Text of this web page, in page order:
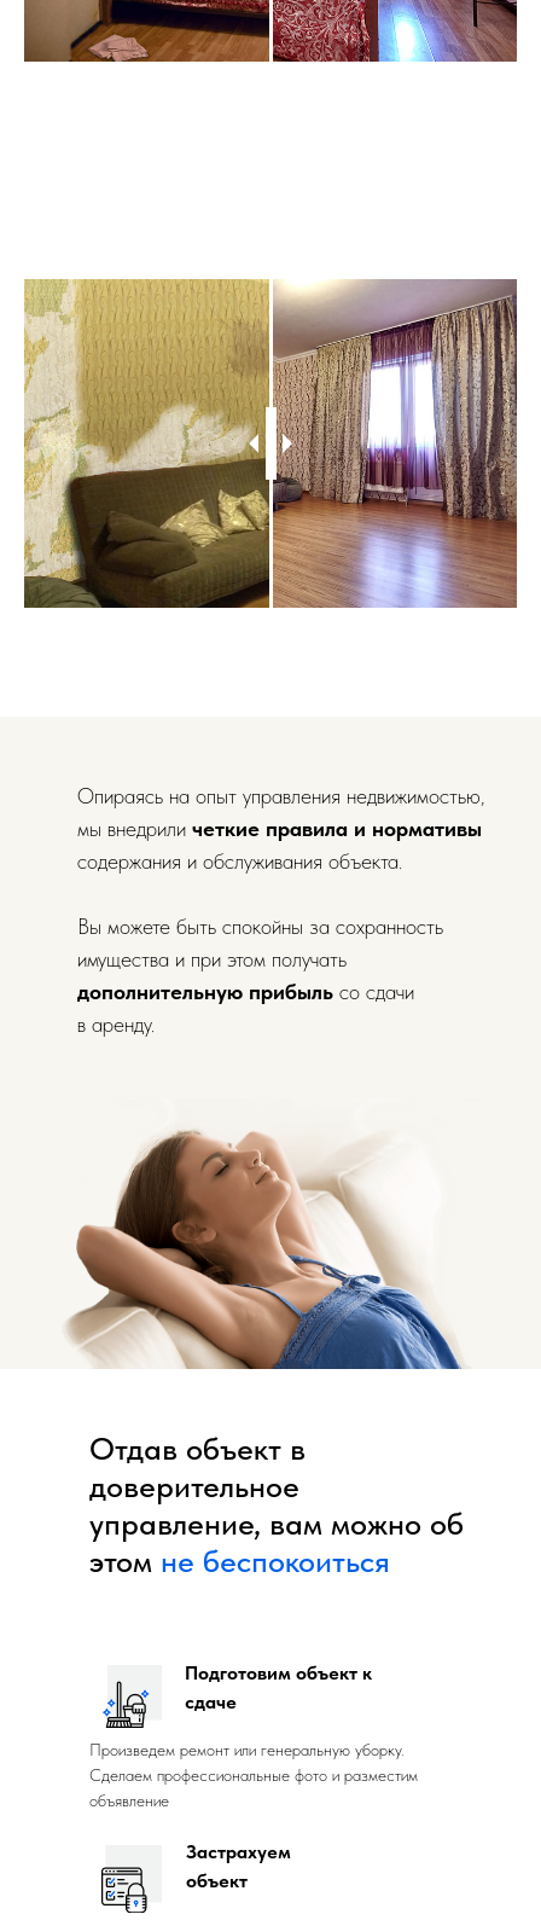
Опираясь на опыт управления недвижимостью,
мы внедрили четкие правила и нормативы
содержания и обслуживания объекта.
Вы можете быть спокойны за сохранность
имущества и при этом получать
дополнительную прибыль со сдачи
в аренду.
Отдав объект в
доверительное
управление, вам можно об
этом не беспокоиться
Произведем ремонт или генеральную уборку.
Сделаем профессиональные фото и разместим
объявление
Подготовим объект к
сдаче
Застрахуем
объект